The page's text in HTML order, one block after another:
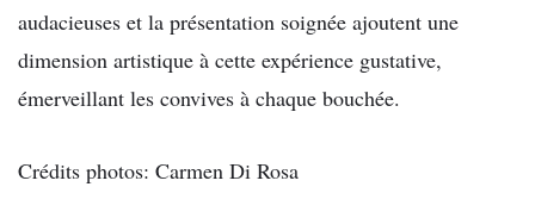
audacieuses et la présentation soignée ajoutent une
dimension artistique à cette expérience gustative,
émerveillant les convives à chaque bouchée.
Crédits photos: Carmen Di Rosa